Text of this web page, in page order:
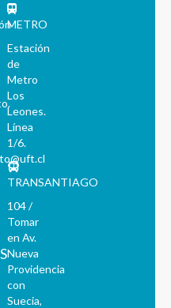
METRO
Estación
de
Metro
Los
Leones.
Línea
1/6.
TRANSANTIAGO
104 /
Tomar
en Av.
Nueva
Providencia
con
Suecia,